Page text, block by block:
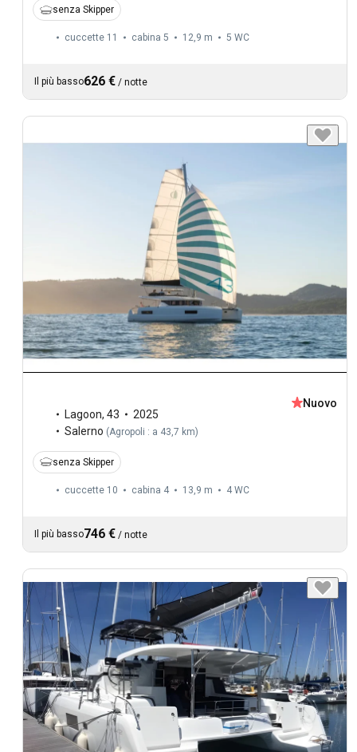
senza Skipper
cuccette 11 cabina 5 12,9 m 5 WC
Il più basso626 € / notte
Lagoon, 43
2025
Salerno (Agropoli : a 43,7 km)
Nuovo
senza Skipper
cuccette 10 cabina 4 13,9 m 4 WC
Il più basso746 € / notte